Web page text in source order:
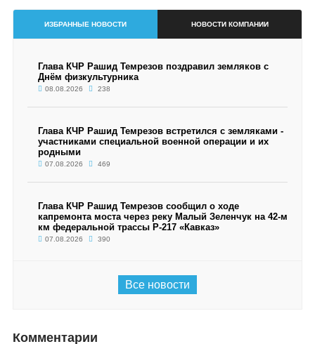
ИЗБРАННЫЕ НОВОСТИ НОВОСТИ КОМПАНИИ
Глава КЧР Рашид Темрезов поздравил земляков с
Днём физкультурника
08.08.2026 238
Глава КЧР Рашид Темрезов встретился с земляками -
участниками специальной военной операции и их
родными
07.08.2026 469
Глава КЧР Рашид Темрезов сообщил о ходе
капремонта моста через реку Малый Зеленчук на 42-м
км федеральной трассы Р-217 «Кавказ»
07.08.2026 390
Все новости
Комментарии